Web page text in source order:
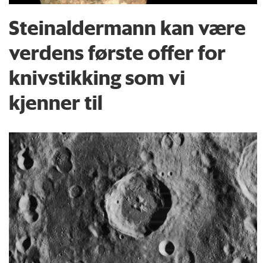
Steinaldermann kan være
verdens første offer for
knivstikking som vi
kjenner til